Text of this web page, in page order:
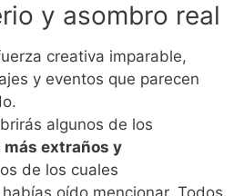
y asombro real
creativa imparable,
y eventos que parecen
algunos de los
extraños y
de los cuales
oído mencionar. Todos